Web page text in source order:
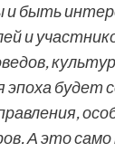
быть
и
эпоха будет
А это само